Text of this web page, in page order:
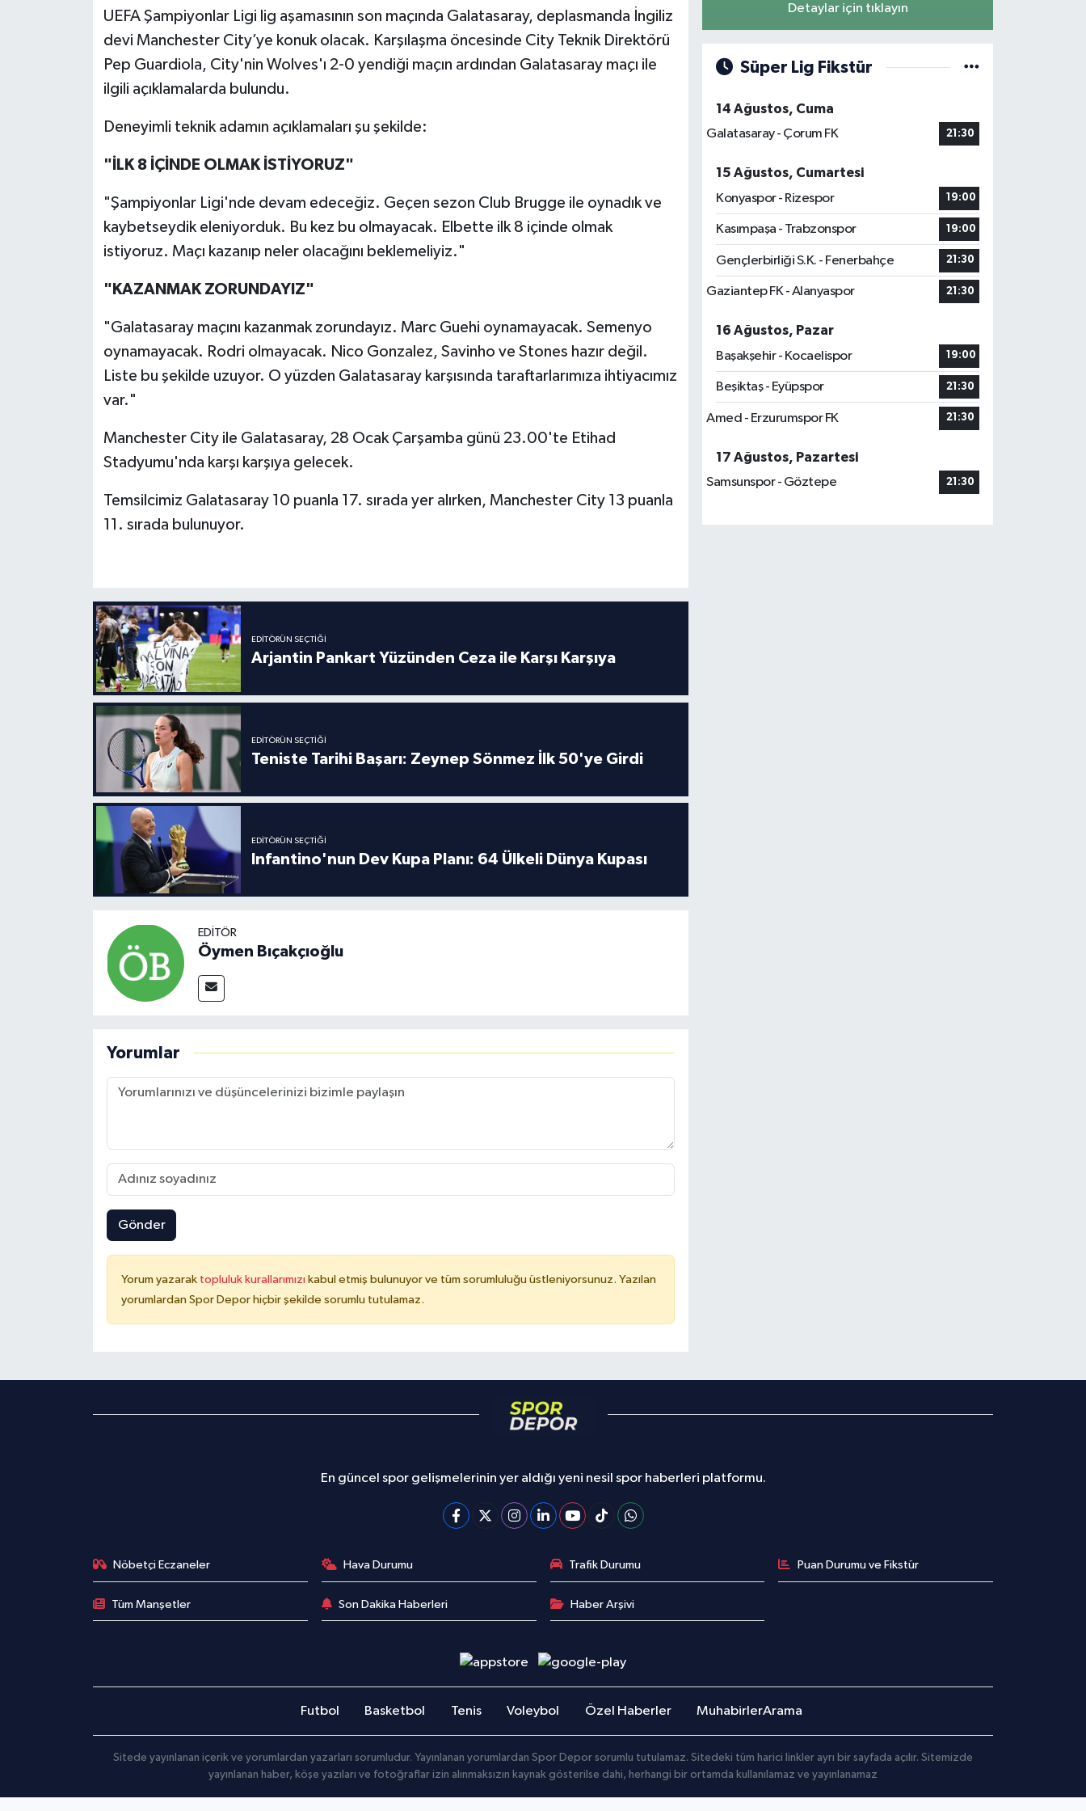
UEFA Şampiyonlar Ligi lig aşamasının son maçında Galatasaray, deplasmanda İngiliz
devi Manchester City’ye konuk olacak. Karşılaşma öncesinde City Teknik Direktörü
Pep Guardiola, City'nin Wolves'ı 2-0 yendiği maçın ardından Galatasaray maçı ile
ilgili açıklamalarda bulundu.
Deneyimli teknik adamın açıklamaları şu şekilde:
"İLK 8 İÇİNDE OLMAK İSTİYORUZ"
"Şampiyonlar Ligi'nde devam edeceğiz. Geçen sezon Club Brugge ile oynadık ve
kaybetseydik eleniyorduk. Bu kez bu olmayacak. Elbette ilk 8 içinde olmak
istiyoruz. Maçı kazanıp neler olacağını beklemeliyiz."
"KAZANMAK ZORUNDAYIZ"
"Galatasaray maçını kazanmak zorundayız. Marc Guehi oynamayacak. Semenyo
oynamayacak. Rodri olmayacak. Nico Gonzalez, Savinho ve Stones hazır değil.
Liste bu şekilde uzuyor. O yüzden Galatasaray karşısında taraftarlarımıza ihtiyacımız
var."
Manchester City ile Galatasaray, 28 Ocak Çarşamba günü 23.00'te Etihad
Stadyumu'nda karşı karşıya gelecek.
Temsilcimiz Galatasaray 10 puanla 17. sırada yer alırken, Manchester City 13 puanla
11. sırada bulunuyor.
EDITÖRÜN SEÇTIĞI
Arjantin Pankart Yüzünden Ceza ile Karşı Karşıya
EDITÖRÜN SEÇTIĞI
Teniste Tarihi Başarı: Zeynep Sönmez İlk 50'ye Girdi
EDITÖRÜN SEÇTIĞI
Infantino'nun Dev Kupa Planı: 64 Ülkeli Dünya Kupası
EDITÖR
Öymen Bıçakçıoğlu
Yorumlar
Gönder
Yorum yazarak topluluk kurallarımızı kabul etmiş bulunuyor ve tüm sorumluluğu üstleniyorsunuz. Yazılan
yorumlardan Spor Depor hiçbir şekilde sorumlu tutulamaz.
Detaylar için tıklayın
Süper Lig Fikstür
14 Ağustos, Cuma
Galatasaray - Çorum FK
21:30
15 Ağustos, Cumartesi
Konyaspor - Rizespor
19:00
Kasımpaşa - Trabzonspor 19:00
Gençlerbirliği S.K. - Fenerbahçe 21:30
Gaziantep FK - Alanyaspor 21:30
16 Ağustos, Pazar
Başakşehir - Kocaelispor
19:00
Beşiktaş - Eyüpspor 21:30
Amed - Erzurumspor FK 21:30
17 Ağustos, Pazartesi
Samsunspor - Göztepe
21:30
En güncel spor gelişmelerinin yer aldığı yeni nesil spor haberleri platformu.
Nöbetçi Eczaneler Hava Durumu Trafik Durumu Puan Durumu ve Fikstür
Tüm Manşetler Son Dakika Haberleri Haber Arşivi
Futbol Basketbol Tenis Voleybol Özel Haberler MuhabirlerArama
Sitede yayınlanan içerik ve yorumlardan yazarları sorumludur. Yayınlanan yorumlardan Spor Depor sorumlu tutulamaz. Sitedeki tüm harici linkler ayrı bir sayfada açılır. Sitemizde
yayınlanan haber, köşe yazıları ve fotoğraflar izin alınmaksızın kaynak gösterilse dahi, herhangi bir ortamda kullanılamaz ve yayınlanamaz
Türkiye Basketbol Ligi
Diğer Basketbol Ligleri
Formula 1
Motor Sporları
Su Sporları
Futbolcular